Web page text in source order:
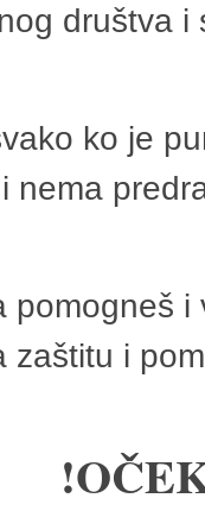
društva
ko je
nema
pomogneš
zaštitu i